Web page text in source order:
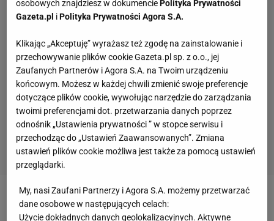
Zobacz wideoDorota Borowska: Nie był to wyścig
osobowych znajdziesz w dokumenciePolityka Prywatności
Gazeta.pl iPolityka Prywatności Agora S.A.
Klikając „Akceptuję” wyrażasz też zgodę na zainstalowanie i
przechowywanie plików cookie Gazeta.pl sp. z o.o., jej
Zaufanych Partnerów i Agora S.A. na Twoim urządzeniu
końcowym. Możesz w każdej chwili zmienić swoje preferencje
dotyczące plików cookie, wywołując narzędzie do zarządzania
twoimi preferencjami dot. przetwarzania danych poprzez
odnośnik „Ustawienia prywatności ” w stopce serwisu i
przechodząc do „Ustawień Zaawansowanych”. Zmiana
ustawień plików cookie możliwa jest także za pomocą ustawień
przeglądarki.
My, nasi Zaufani Partnerzy i Agora S.A. możemy przetwarzać
dane osobowe w następujących celach:
Użycie dokładnych danych geolokalizacyjnych. Aktywne